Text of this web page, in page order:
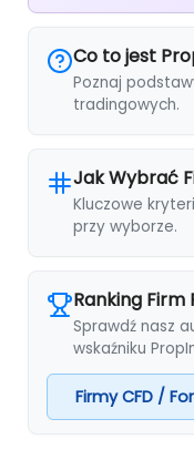
Co to jest
Poznaj
tradingowych.
Jak Wybrać
Kluczowe
przy wyborze.
Ranking Firm
Sprawdź nasz
wskaźniku
Firmy CFD /